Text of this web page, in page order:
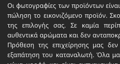
Οι φωτογραφίες των προϊόντων είναι
πώληση το εικονιζόμενο προϊόν.
της επιλογής σας. Σε καμία
αυθεντικά αρώματα και δεν
Πρόθεση της επιχείρησης μας
εξαπάτηση του καταναλωτή. Όλα